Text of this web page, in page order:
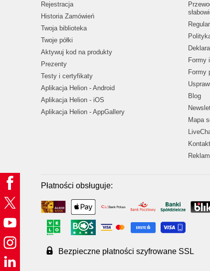
Rejestracja
Historia Zamówień
Twoja biblioteka
Twoje półki
Aktywuj kod na produkty
Prezenty
Testy i certyfikaty
Aplikacja Helion - Android
Aplikacja Helion - iOS
Aplikacja Helion - AppGallery
Formy
Formy
Blog
Mapa
Kontakt
Płatności obsługuje:
Bezpieczne płatności szyfrowane SSL